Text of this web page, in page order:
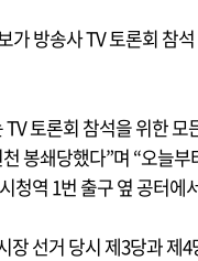
가 방송사 TV 토론회 참
토론회 참석을 위한
봉쇄당했다”며 “오늘
청역 1번 출구 옆 공터
장 선거 당시 제3당과